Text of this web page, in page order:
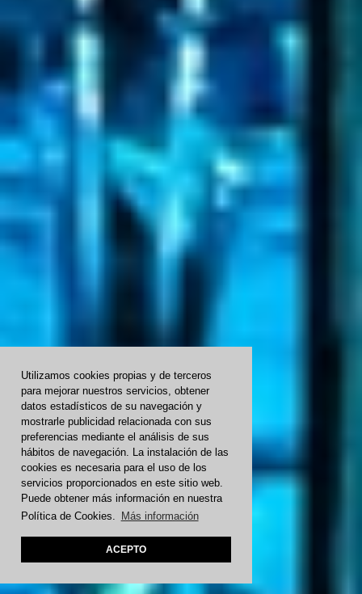
Utilizamos cookies propias y de terceros
para mejorar nuestros servicios, obtener
datos estadísticos de su navegación y
mostrarle publicidad relacionada con sus
preferencias mediante el análisis de sus
hábitos de navegación. La instalación de las
cookies es necesaria para el uso de los
servicios proporcionados en este sitio web.
Puede obtener más información en nuestra
Política de Cookies.
Más información
ACEPTO